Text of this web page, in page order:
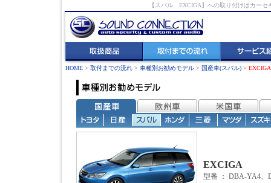
【スバル EXCIGA】への取り付けはカー
HOME > 取付までの流れ > 車種別お勧めモデル > 国産車(スバル) > EXCIGA
EXCIGA
型番 ： DBA-YA4